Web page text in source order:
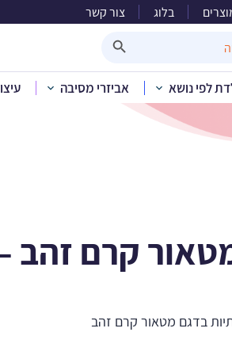
בלוג צור קשר
לפי נושא אביזרי מסיבה
בית»קטלוג מוצרים חד
קרם זהב –
בדגם מטאור קרם זהב